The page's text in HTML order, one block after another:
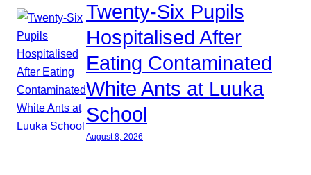
Twenty-Six Pupils
Hospitalised After
Eating Contaminated
White Ants at Luuka
School
August 8, 2026